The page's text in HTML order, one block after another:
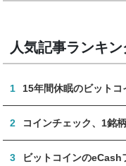
人気記事ランキン
1 15年間休眠のビット
2 コインチェック、1銘
3 ビットコインのeCash